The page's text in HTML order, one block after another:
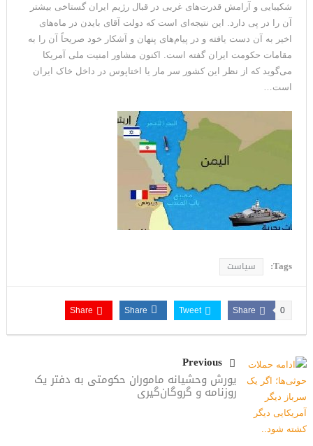
شکیبایی و آرامش قدرت‌های غربی در قبال رژیم ایران گستاخی بیشتر
آن را در پی دارد. این نتیجه‌ای است که دولت آقای بایدن در ماه‌های
اخیر به آن دست یافته و در پیام‌های پنهان و آشکار خود صریحاً آن را به
مقامات حکومت ایران گفته است. اکنون مشاور امنیت ملی آمریکا
می‌گوید که از نظر این کشور سر مار یا اختاپوس در داخل خاک ایران
است…
Tags: سیاست
Share 0
Tweet
Share
Share
Previous
یورش وحشیانه ماموران حکومتی به دفتر یک
روزنامه و گروگان‌گیری